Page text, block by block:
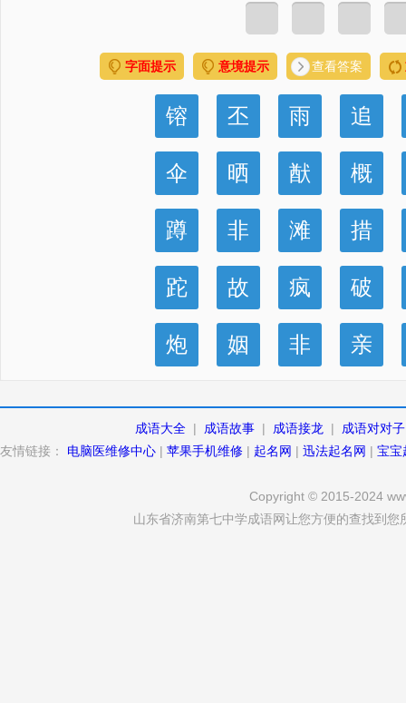
字面提示 意境提示 查看答案
镕 丕 雨 追
伞 晒 猷 概
蹲 非 滩 措
跎 故 疯 破
炮 姻 非 亲
成语大全 | 成语故事 | 成语接龙 |
成语对对子
友情链接：
电脑医维修中心 | 苹果手机维修 | 起名网 | 迅法起名网 | 宝宝
Copyright © 2015-2024
山东省济南第七中学成语网让您方便的查找到您